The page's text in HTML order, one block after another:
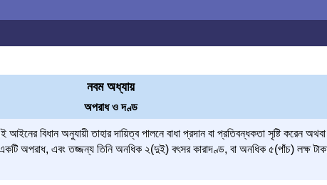
নবম অধ্যায়
অপরাধ ও দণ্ড
বিধান অনুযায়ী তাহার দায়িত্ব পালনে বাধা প্রদান বা প্রতিবন্ধকতা সৃষ্টি করেন
অপরাধ, এবং তজ্জন্য তিনি অনধিক ২(দুই) বৎসর কারাদণ্ড, বা অনধিক ৫(পাঁচ) লক্ষ